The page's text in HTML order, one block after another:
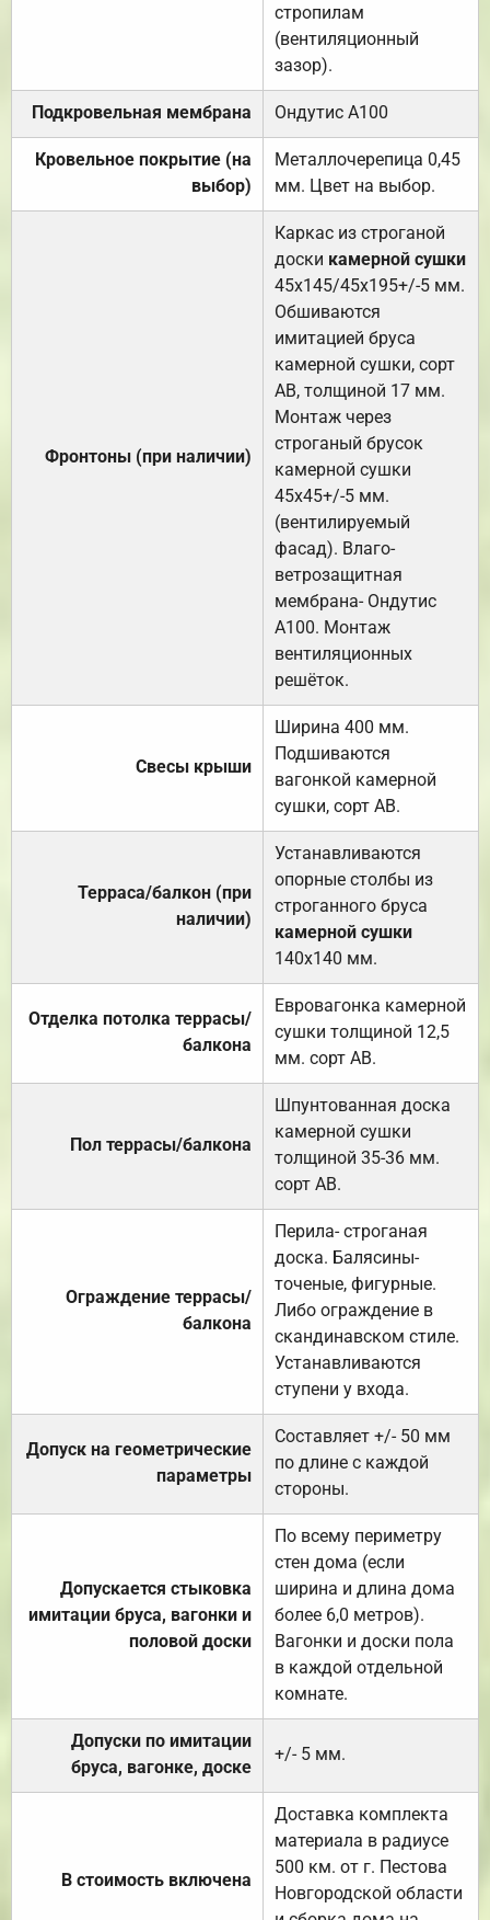
стропилам
(вентиляционный
зазор).
Подкровельная мембрана Ондутис А100
Кровельное покрытие (на
выбор)
Металлочерепица 0,45
мм. Цвет на выбор.
Фронтоны (при наличии)
Каркас из строганой
доски камерной сушки
45х145/45х195+/-5 мм.
Обшиваются
имитацией бруса
камерной сушки, сорт
АВ, толщиной 17 мм.
Монтаж через
строганый брусок
камерной сушки
45х45+/-5 мм.
(вентилируемый
фасад). Влаго-
ветрозащитная
мембрана- Ондутис
А100. Монтаж
вентиляционных
решёток.
Свесы крыши
Ширина 400 мм.
Подшиваются
вагонкой камерной
сушки, сорт АВ.
Терраса/балкон (при
наличии)
Устанавливаются
опорные столбы из
строганного бруса
камерной сушки
140х140 мм.
Отделка потолка террасы/
балкона
Евровагонка камерной
сушки толщиной 12,5
мм. сорт АВ.
Пол террасы/балкона
Шпунтованная доска
камерной сушки
толщиной 35-36 мм.
сорт АВ.
Ограждение террасы/
балкона
Перила- строганая
доска. Балясины-
точеные, фигурные.
Либо ограждение в
скандинавском стиле.
Устанавливаются
ступени у входа.
Допуск на геометрические
параметры
Составляет +/- 50 мм
по длине с каждой
стороны.
Допускается стыковка
имитации бруса, вагонки и
половой доски
По всему периметру
стен дома (если
ширина и длина дома
более 6,0 метров).
Вагонки и доски пола
в каждой отдельной
комнате.
Допуски по имитации
бруса, вагонке, доске
+/- 5 мм.
В стоимость включена
Доставка комплекта
материала в радиусе
500 км. от г. Пестова
Новгородской области